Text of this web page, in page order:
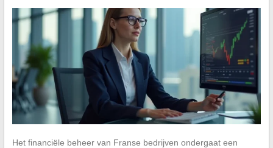
Het financiële beheer van Franse bedrijven ondergaat een